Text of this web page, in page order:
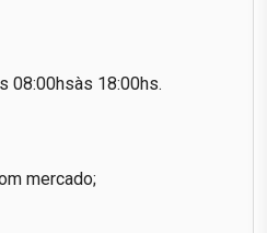
08:00hsàs 18:00hs.
mercado;